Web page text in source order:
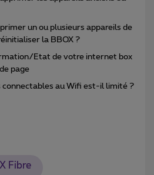
un ou plusieurs appareils de
la BBOX ?
Etat de votre internet box
page
connectables au Wifi est-il limité ?
Fibre